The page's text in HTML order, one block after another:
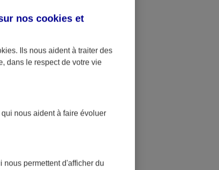
15 ans,
peuvent
€ de
ans.
la
nos cookies et
. Ils nous aident à traiter des
dans le respect de votre vie
nous aident à faire évoluer
nous permettent d'afficher du